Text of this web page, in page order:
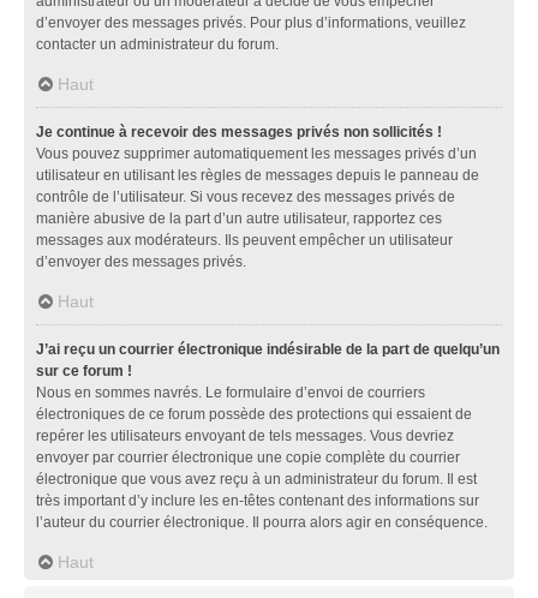
d’envoyer des messages privés. Pour plus d’informations, veuillez
contacter un administrateur du forum.
Haut
Je continue à recevoir des messages privés non sollicités !
Vous pouvez supprimer automatiquement les messages privés d’un
utilisateur en utilisant les règles de messages depuis le panneau de
contrôle de l’utilisateur. Si vous recevez des messages privés de
manière abusive de la part d’un autre utilisateur, rapportez ces
messages aux modérateurs. Ils peuvent empêcher un utilisateur
d’envoyer des messages privés.
Haut
J’ai reçu un courrier électronique indésirable de la part de quelqu’un
sur ce forum !
Nous en sommes navrés. Le formulaire d’envoi de courriers
électroniques de ce forum possède des protections qui essaient de
repérer les utilisateurs envoyant de tels messages. Vous devriez
envoyer par courrier électronique une copie complète du courrier
électronique que vous avez reçu à un administrateur du forum. Il est
très important d’y inclure les en-têtes contenant des informations sur
l’auteur du courrier électronique. Il pourra alors agir en conséquence.
Haut